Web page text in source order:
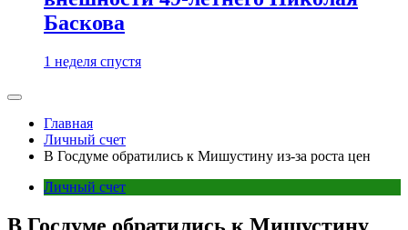
Баскова
1 неделя спустя
Главная
Личный счет
В Госдуме обратились к Мишустину из-за роста цен
Личный счет